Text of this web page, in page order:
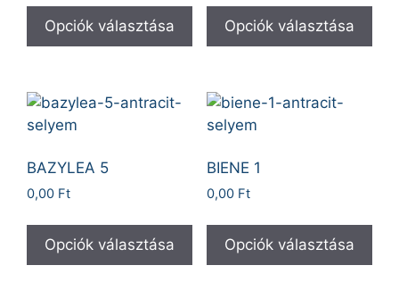
Opciók választása Opciók választása
BAZYLEA 5
0,00 Ft
Opciók választása
BIENE 1
0,00 Ft
Opciók választása